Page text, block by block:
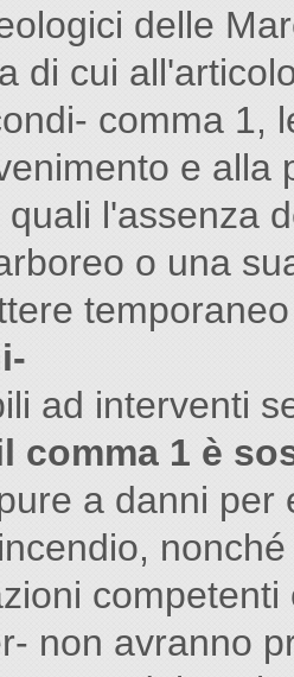
delle
di cui
comma 1,
e alla
l'assenza
o una
ad interventi
comma 1 è
a danni
non avranno